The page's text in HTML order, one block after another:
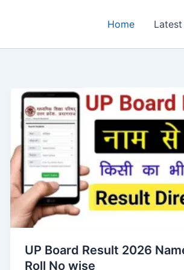
Home
UP Board Result 2026
Roll No wise